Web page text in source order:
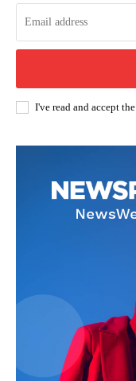
I've read and accept the